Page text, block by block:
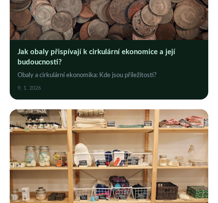
Jak obaly přispívají k cirkulární ekonomice a její
budoucnosti?
Obaly a cirkulární ekonomika: Kde jsou příležitosti?
9. 1. 2026